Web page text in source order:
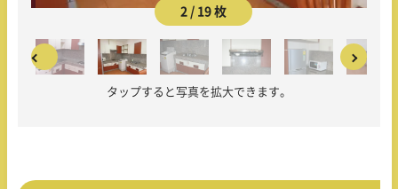
2 / 19 枚
タップすると写真を拡大できます。